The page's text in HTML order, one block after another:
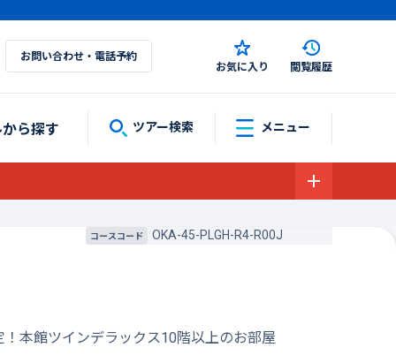
お問い合わせ・電話予約
お気に入り 閲覧履歴
ら探す ツアー検索 メニュー
コースコード OKA-45-PLGH-R4-R00J
本館ツインデラックス10階以上のお部屋